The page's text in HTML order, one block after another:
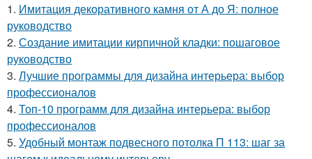
1. Имитация декоративного камня от А до Я: полное
руководство
2. Создание имитации кирпичной кладки: пошаговое
руководство
3. Лучшие программы для дизайна интерьера: выбор
профессионалов
4. Топ-10 программ для дизайна интерьера: выбор
профессионалов
5. Удобный монтаж подвесного потолка П 113: шаг за